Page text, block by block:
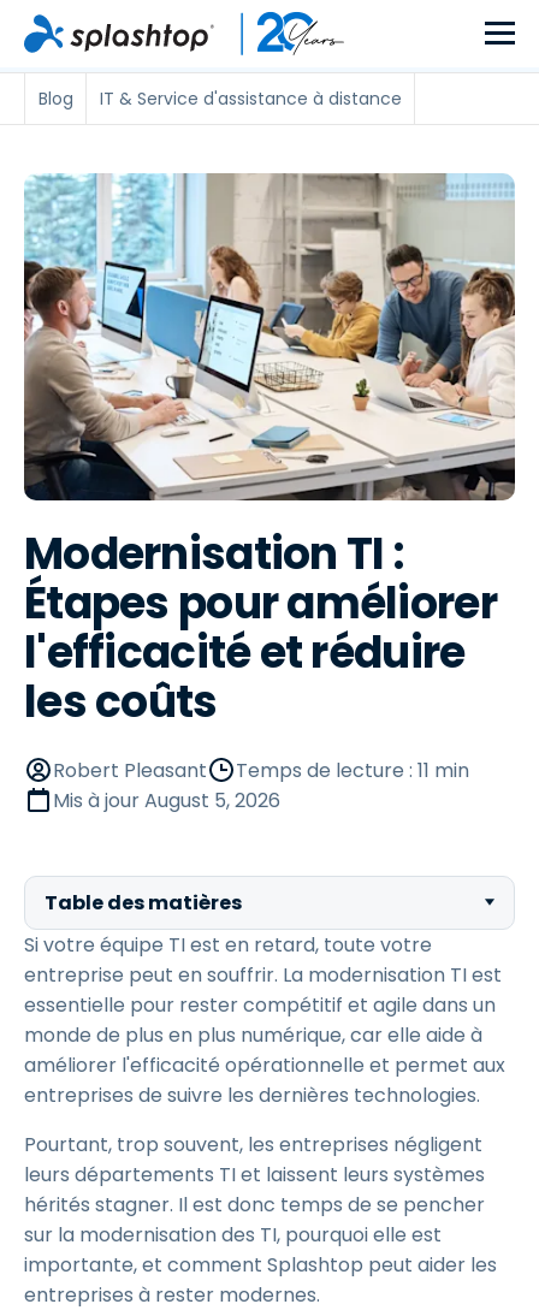
Blog IT & Service d'assistance à distance
Modernisation TI :
Étapes pour améliorer
l'efficacité et réduire
les coûts
Robert Pleasant
Temps de lecture : 11 min
Mis à jourAugust 5, 2026
Table des matières
Si votre équipe TI est en retard, toute votre
entreprise peut en souffrir. La modernisation TI est
essentielle pour rester compétitif et agile dans un
monde de plus en plus numérique, car elle aide à
améliorer l'efficacité opérationnelle et permet aux
entreprises de suivre les dernières technologies.
Pourtant, trop souvent, les entreprises négligent
leurs départements TI et laissent leurs systèmes
hérités stagner. Il est donc temps de se pencher
sur la modernisation des TI, pourquoi elle est
importante, et comment Splashtop peut aider les
entreprises à rester modernes.